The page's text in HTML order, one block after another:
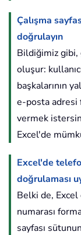
Çalışma
doğrulayın
Bildiğimiz
oluşur:
başkalarının
e-posta adresi
vermek
Excel'de
Excel'de
doğrulaması
Belki de, Excel
numarası
sayfası